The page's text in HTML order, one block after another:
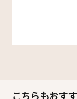
こちらもおす